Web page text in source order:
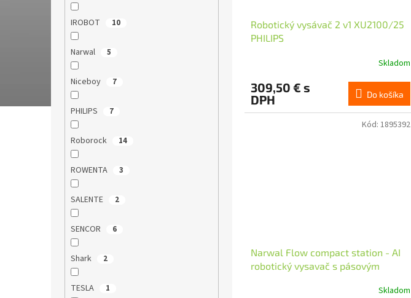
IROBOT 10
Narwal 5
Niceboy 7
PHILIPS 7
Roborock 14
ROWENTA 3
SALENTE 2
SENCOR 6
Shark 2
TESLA 1
Robotický vysávač 2 v1 XU2100/25
PHILIPS
Skladom
309,50 € s
DPH
Do košíka
Narwal Flow compact station - AI
robotický vysavač s pásovým
Skladom
Kód: 1895392